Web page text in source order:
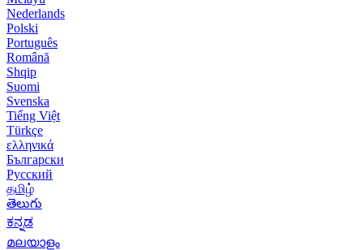
Nederlands
Polski
Português
Română
Shqip
Suomi
Svenska
Tiếng Việt
Türkçe
ελληνικά
Български
Русский
தமிழ்
తెలుగు
ಕನ್ನಡ
മലയാളം